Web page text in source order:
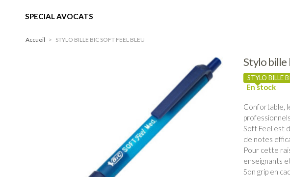
SPECIAL AVOCATS
Accueil > STYLO BILLE BIC SOFT FEEL BLEU
Stylo bille
STYLO BILLE
Confortable,
Soft Feel est
de notes
Pour cette
enseignants
Son grip en